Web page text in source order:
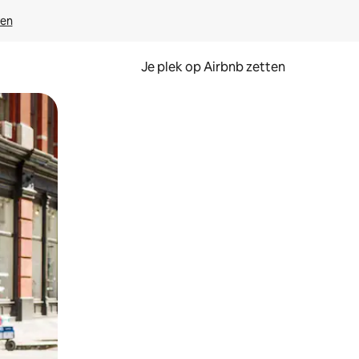
Je plek op Airbnb zetten
of swipen.